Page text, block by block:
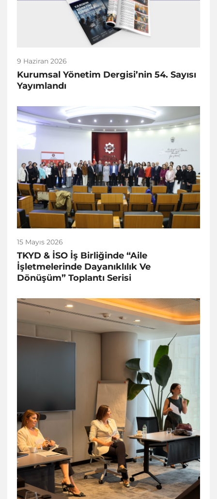
9 Haziran 2026
Kurumsal Yönetim Dergisi’nin 54. Sayısı
Yayımlandı
15 Mayıs 2026
TKYD & İSO İş Birliğinde “Aile
İşletmelerinde Dayanıklılık Ve
Dönüşüm” Toplantı Serisi